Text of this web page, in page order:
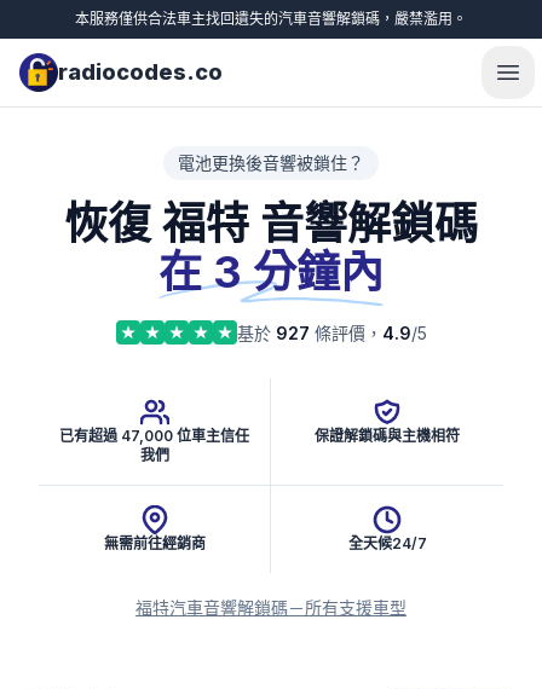
本服務僅供合法車主找回遺失的汽車音響解鎖碼，嚴禁濫用。
radiocodes.co
電池更換後音響被鎖住？
恢復 福特 音響解鎖碼
在 3 分鐘內
基於 927 條評價， 4.9/5
已有超過 47,000 位車主信任
我們
保證解鎖碼與主機相符
無需前往經銷商 全天候24/7
福特汽車音響解鎖碼－所有支援車型